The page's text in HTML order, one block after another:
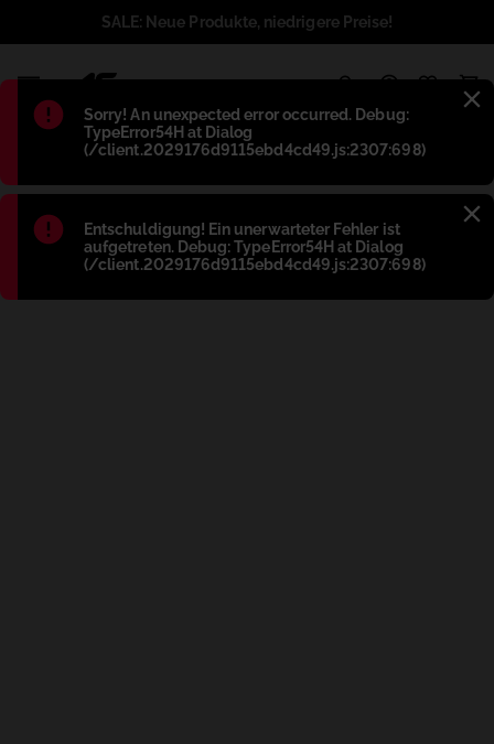
Błąd:
Sorry! An unexpected error occurred. Debug:
TypeError54H at Dialog
(/client.2029176d9115ebd4cd49.js:2307:698)
Błąd:
Entschuldigung! Ein unerwarteter Fehler ist
aufgetreten. Debug: TypeError54H at Dialog
(/client.2029176d9115ebd4cd49.js:2307:698)
SALE: Neue Produkte, niedrigere Preise!